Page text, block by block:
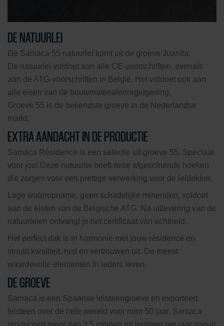
DE NATUURLEI
De Samaca 55 natuurlei komt uit de groeve Juanita.
De natuurlei voldoet aan alle CE-voorschriften, evenals
aan de ATG-voorschriften in België. Het voldoet ook aan
alle eisen van de bouwmaterialenregelgeving.
Groeve 55 is de bekendste groeve in de Nederlandse
markt.
EXTRA AANDACHT IN DE PRODUCTIE
Samaca Résidence is een selectie uit groeve 55. Speciaal
voor jou! Deze natuurlei heeft twee afgeschuinde hoeken
die zorgen voor een prettige verwerking voor de leidekker.
Lage wateropname, geen schadelijke mineralen, voldoet
aan de eisten van de Belgische ATG. Na uitlevering van de
natuurleien ontvangt je het certificaat van echtheid.
Het perfect dak is in harmonie met jouw résidence en
straalt kwaliteit, rust en vertrouwen uit. De meest
waardevolle elementen in ieders leven.
DE GROEVE
Samaca is een Spaanse leisteengroeve en exporteert
leisteen over de hele wereld voor ruim 50 jaar. Samaca
produceert meer dan 3,5 miljoen m² leisteen per jaar vanuit